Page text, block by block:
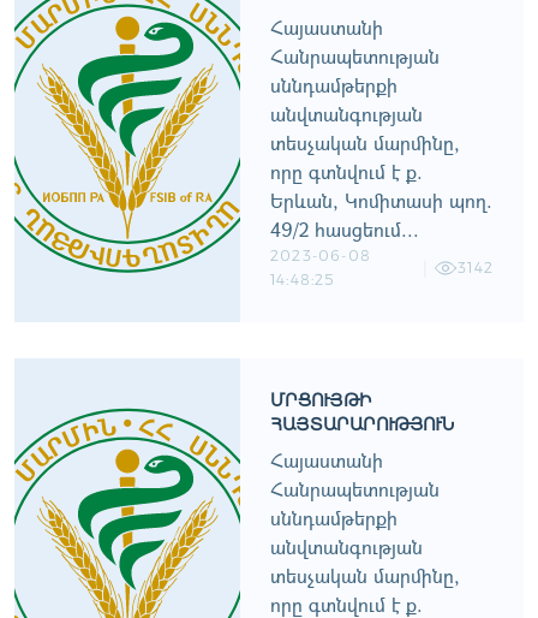
Հայաստանի
Հանրապետության
սննդամթերքի
անվտանգության
տեսչական մարմինը,
որը գտնվում է ք.
Երևան, Կոմիտասի պող.
49/2 հասցեում...
2023-06-08
14:48:25
3142
ՄՐՑՈՒՅԹԻ
ՀԱՅՏԱՐԱՐՈՒԹՅՈՒՆ
Հայաստանի
Հանրապետության
սննդամթերքի
անվտանգության
տեսչական մարմինը,
որը գտնվում է ք.